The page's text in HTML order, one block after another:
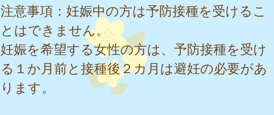
注意事項：妊娠中の方は予防接種を受けるこ
とはできません。
妊娠を希望する女性の方は、予防接種を受け
る１か月前と接種後２カ月は避妊の必要があ
ります。